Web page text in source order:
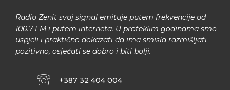
Radio Zenit svoj signal emituje putem frekvencije od
100.7 FM i putem interneta. U proteklim godinama smo
uspjeli i praktično dokazati da ima smisla razmišljati
pozitivno, osjećati se dobro i biti bolji.
+387 32 404 004